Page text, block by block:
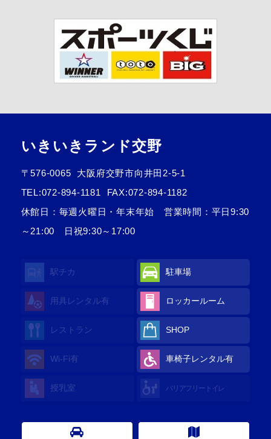
いきいきランド交野
〒576-0065
大阪府交野市向井田2-5-1
TEL:072-894-1181
FAX:072-894-1182
休館日：毎週火曜日・年末年始 営業時間：平日9:30
～21:00 日祝9:30～17:00
駅チカ 駐車場
用具レンタル有 ロッカールーム
レストラン SHOP
Wi-Fi有 車椅子レンタル有
授乳室 バリアフリートイレ